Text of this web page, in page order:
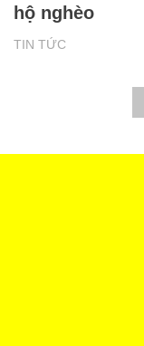
TIN TỨC
hộ nghèo